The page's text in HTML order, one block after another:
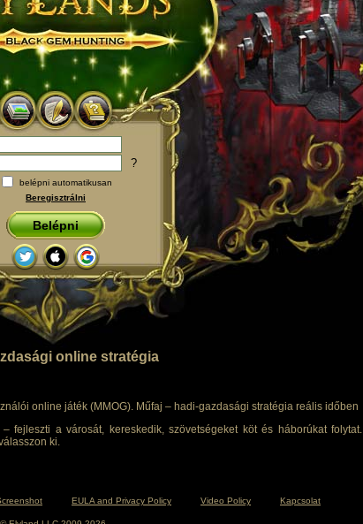
?
belépni automatikusan
Beregisztrálni
Belépni
online stratégia
online játék (MMOG). Műfaj – hadi-gazdasági stratégia reális időben
fejleszti a városát, kereskedik, szövetségeket köt és háborúkat folytat.
ki.
EULA and Privacy Policy Video Policy Kapcsolat